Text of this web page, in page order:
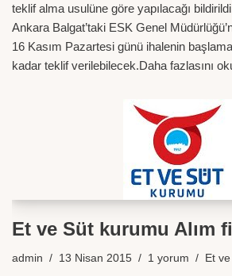
teklif alma usulüne göre yapılacağı
Ankara Balgat’taki ESK Genel
16 Kasım Pazartesi günü ihalenin
kadar teklif verilebilecek.Daha fazlasını
Et ve Süt kurumu Alım
admin 13 Nisan 2015 1 yorum Et